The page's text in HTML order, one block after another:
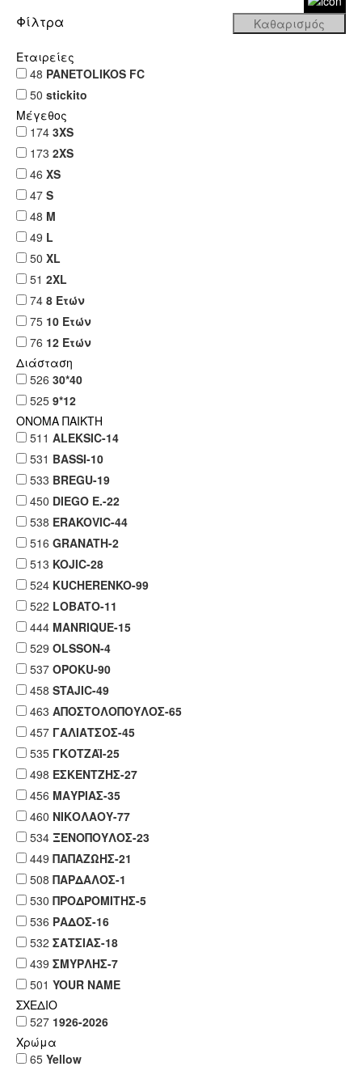
Φίλτρα
Εταιρείες
48 PANETOLIKOS FC
50 stickito
Μέγεθος
174 3XS
173 2XS
46 XS
47 S
48 M
49 L
50 XL
51 2XL
74 8 Ετών
75 10 Ετών
76 12 Ετών
Διάσταση
526 30*40
525 9*12
ΟΝΟΜΑ ΠΑΙΚΤΗ
511 ALEKSIC-14
531 BASSI-10
533 BREGU-19
450 DIEGO E.-22
538 ERAKOVIC-44
516 GRANATH-2
513 KOJIC-28
524 KUCHERENKO-99
522 LOBATO-11
444 MANRIQUE-15
529 OLSSON-4
537 OPOKU-90
458 STAJIC-49
463 ΑΠΟΣΤΟΛΟΠΟΥΛΟΣ-65
457 ΓΑΛΙΑΤΣΟΣ-45
535 ΓΚΟΤΖΑΪ-25
498 ΕΣΚΕΝΤΖΗΣ-27
456 ΜΑΥΡΙΑΣ-35
460 ΝΙΚΟΛΑΟΥ-77
534 ΞΕΝΟΠΟΥΛΟΣ-23
449 ΠΑΠΑΖΩΗΣ-21
508 ΠΑΡΔΑΛΟΣ-1
530 ΠΡΟΔΡΟΜΙΤΗΣ-5
536 ΡΑΔΟΣ-16
532 ΣΑΤΣΙΑΣ-18
439 ΣΜΥΡΛΗΣ-7
501 YOUR NAME
ΣΧΕΔΙΟ
527 1926-2026
Χρώμα
65 Yellow